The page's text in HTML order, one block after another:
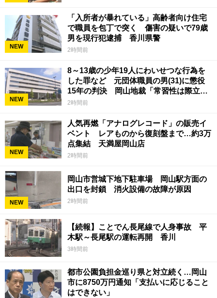
NEW
「入所者が暴れている」高齢者向け住宅
で職員を包丁で突く 傷害の疑いで79歳
男を現行犯逮捕 香川県警
2時間前
NEW
8～13歳の少年19人にわいせつな行為を
した罪など 元団体職員の男(31)に懲役
15年の判決 岡山地裁「常習性は際立っ
ていて被害結果も非常に重い」
2時間前
NEW
人気再燃「アナログレコード」の販売イ
ベント レアものから復刻盤まで…約3万
点集結 天満屋岡山店
2時間前
NEW
岡山市営城下地下駐車場 岡山駅方面の
出口を封鎖 消火設備の故障が原因
2時間前
【続報】ことでん長尾線で人身事故 平
木駅～長尾駅の運転再開 香川
3時間前
都市公園負担金巡り県と対立続く…岡山
市に8750万円通知「支払いに応じること
はできない」